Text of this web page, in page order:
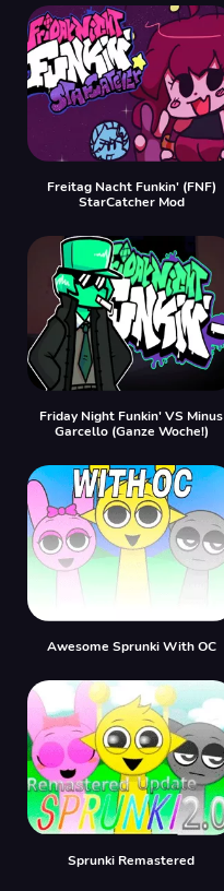
Freitag Nacht Funkin' (FNF)
StarCatcher Mod
Friday Night Funkin' VS Minus
Garcello (Ganze Woche!)
Awesome Sprunki With OC
Sprunki Remastered